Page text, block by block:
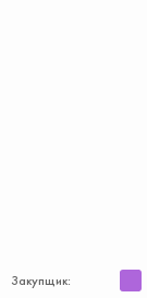
Закупщик: